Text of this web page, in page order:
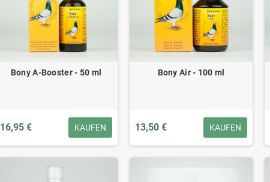
Bony A-Booster - 50 ml
16,95 € KAUFEN
Bony Air - 100 ml
13,50 € KAUFEN